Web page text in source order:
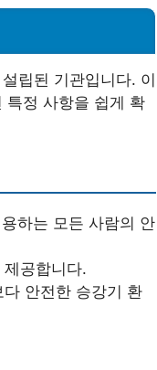
립된 기관입니다. 이
특정 사항을 쉽게 확
하는 모든 사람의 안
공합니다.
안전한 승강기 환